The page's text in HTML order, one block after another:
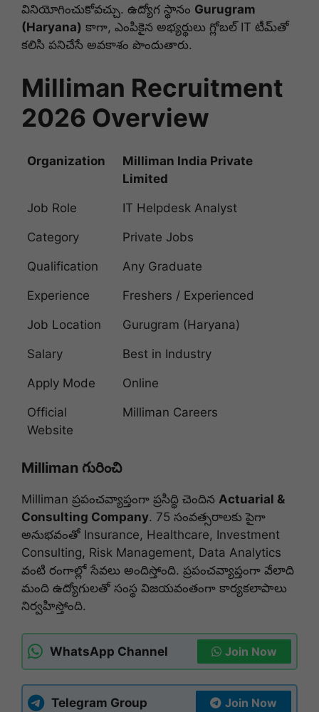
వినియోగించుకోవచ్చు. ఉద్యోగ స్థానం Gurugram
(Haryana) కాగా, ఎంపికైన అభ్యర్థులు గ్లోబల్ IT టీమ్‌తో
కలిసి పనిచేసే అవకాశం పొందుతారు.
Milliman Recruitment
2026 Overview
Organization
Milliman India Private
Limited
Job Role IT Helpdesk Analyst
Category Private Jobs
Qualification Any Graduate
Experience Freshers / Experienced
Job Location Gurugram (Haryana)
Salary Best in Industry
Apply Mode Online
Official
Website
Milliman Careers
Milliman గురించి
Milliman ప్రపంచవ్యాప్తంగా ప్రసిద్ధి చెందిన Actuarial &
Consulting Company. 75 సంవత్సరాలకు పైగా
అనుభవంతో Insurance, Healthcare, Investment
Consulting, Risk Management, Data Analytics
వంటి రంగాల్లో సేవలు అందిస్తోంది. ప్రపంచవ్యాప్తంగా వేలాది
మంది ఉద్యోగులతో సంస్థ విజయవంతంగా కార్యకలాపాలు
నిర్వహిస్తోంది.
WhatsApp Channel Join Now
Telegram Group Join Now